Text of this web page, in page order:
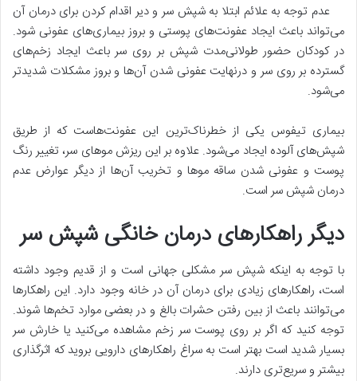
عدم توجه به علائم ابتلا به شپش سر و دیر اقدام کردن برای درمان آن
می‌تواند باعث ایجاد عفونت‌های پوستی و بروز بیماری‌های عفونی شود.
در کودکان حضور طولانی‌مدت شپش بر روی سر باعث ایجاد زخم‌های
گسترده بر روی سر و درنهایت عفونی شدن آن‌ها و بروز مشکلات شدیدتر
می‌شود.
بیماری تیفوس یکی از خطرناک‌ترین این عفونت‌هاست که از طریق
شپش‌های آلوده ایجاد می‌شود. علاوه بر این ریزش موهای سر، تغییر رنگ
پوست و عفونی شدن ساقه موها و تخریب آن‌ها از دیگر عوارض عدم
درمان شپش سر است.
دیگر راهکارهای درمان خانگی شپش سر
با توجه به اینکه شپش سر مشکلی جهانی است و از قدیم وجود داشته
است، راهکارهای زیادی برای درمان آن در خانه وجود دارد. این راهکارها
می‌توانند باعث از بین رفتن حشرات بالغ و در بعضی موارد تخم‌ها شوند.
توجه کنید که اگر بر روی پوست سر زخم مشاهده می‌کنید یا خارش سر
بسیار شدید است بهتر است به سراغ راهکارهای دارویی بروید که اثرگذاری
بیشتر و سریع‌تری دارند.